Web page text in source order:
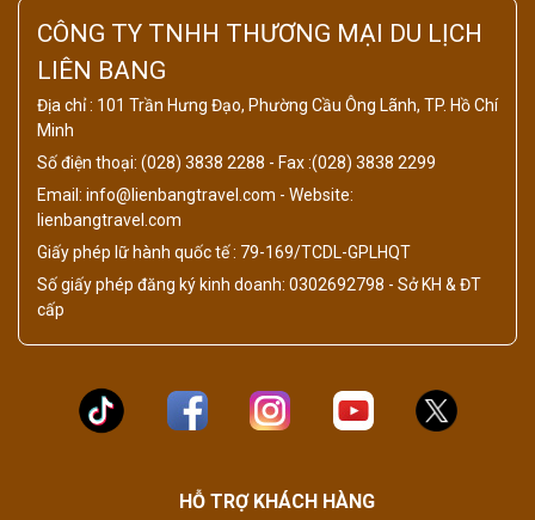
CÔNG TY TNHH THƯƠNG MẠI DU LỊCH
LIÊN BANG
Địa chỉ : 101 Trần Hưng Đạo, Phường Cầu Ông Lãnh, TP. Hồ Chí
Minh
Số điện thoại: (028) 3838 2288 - Fax :(028) 3838 2299
Email: info@lienbangtravel.com - Website:
lienbangtravel.com
Giấy phép lữ hành quốc tế : 79-169/TCDL-GPLHQT
Số giấy phép đăng ký kinh doanh: 0302692798 - Sở KH & ĐT
cấp
HỖ TRỢ KHÁCH HÀNG